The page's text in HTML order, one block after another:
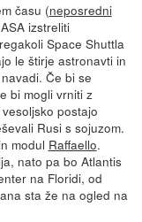
času (neposredni
izstreliti
Space Shuttla
le štirje astronavti in
Če bi se
bi mogli vrniti z
postajo
Rusi s sojuzom.
modul Raffaello.
nato pa bo Atlantis
na Floridi, od
sta že na ogled na